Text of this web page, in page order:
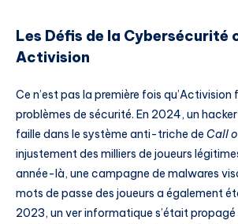
Les Défis de la Cybersécurité
Activision
Ce n’est pas la première fois
problèmes de sécurité. En 2024, un
faille dans le système anti-triche de Call
injustement des milliers de joueurs
année-là, une campagne de malwares
mots de passe des joueurs a également
2023, un ver informatique s’était propagé